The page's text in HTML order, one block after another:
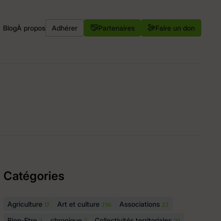
BlogÀ propos Adhérer Partenaires Faire un don
Catégories
Agriculture 17 Art et culture 256 Associations 22